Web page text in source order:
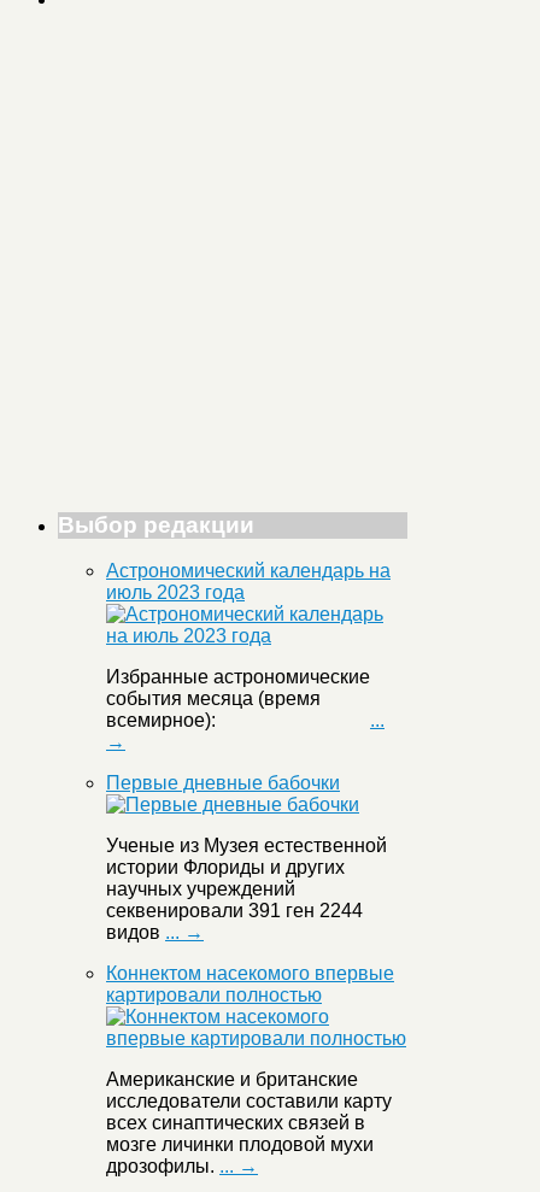
Выбор редакции
Астрономический календарь на
июль 2023 года
Избранные астрономические
события месяца (время
всемирное): ...
→
Первые дневные бабочки
Ученые из Музея естественной
истории Флориды и других
научных учреждений
секвенировали 391 ген 2244
видов ... →
Коннектом насекомого впервые
картировали полностью
Американские и британские
исследователи составили карту
всех синаптических связей в
мозге личинки плодовой мухи
дрозофилы. ... →